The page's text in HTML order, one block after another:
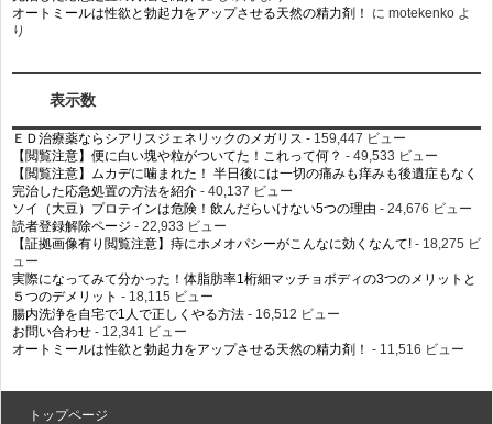
オートミールは性欲と勃起力をアップさせる天然の精力剤！
に motekenko よ
り
表示数
ＥＤ治療薬ならシアリスジェネリックのメガリス - 159,447 ビュー
【閲覧注意】便に白い塊や粒がついてた！これって何？ - 49,533 ビュー
【閲覧注意】ムカデに噛まれた！ 半日後には一切の痛みも痒みも後遺症もなく
完治した応急処置の方法を紹介 - 40,137 ビュー
ソイ（大豆）プロテインは危険！飲んだらいけない5つの理由 - 24,676 ビュー
読者登録解除ページ - 22,933 ビュー
【証拠画像有り閲覧注意】痔にホメオパシーがこんなに効くなんて! - 18,275 ビ
ュー
実際になってみて分かった！体脂肪率1桁細マッチョボディの3つのメリットと
５つのデメリット - 18,115 ビュー
腸内洗浄を自宅で1人で正しくやる方法 - 16,512 ビュー
お問い合わせ - 12,341 ビュー
オートミールは性欲と勃起力をアップさせる天然の精力剤！ - 11,516 ビュー
トップページ